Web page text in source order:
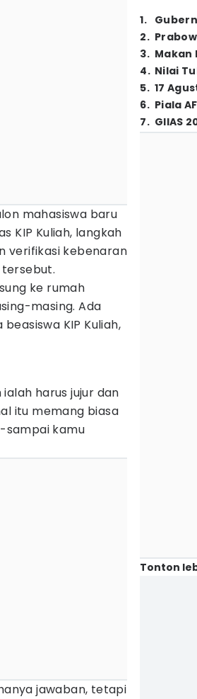
mahasiswa baru
KIP Kuliah, langkah
verifikasi kebenaran
ke rumah
masing. Ada
KIP Kuliah,
harus jujur dan
itu memang biasa
sampai kamu
jawaban, tetapi
1.
2.
3. Makan
4. Nilai
5. 17
6. Piala
7. GIIAS
Tonton